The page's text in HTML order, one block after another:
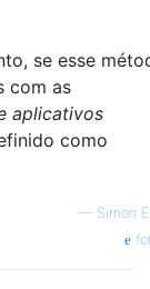
se esse
com as
aplicativos
como
— Simon